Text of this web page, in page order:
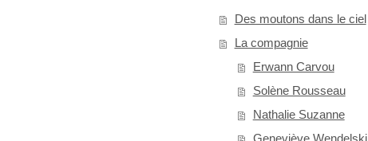
Des moutons dans le ciel
La compagnie
Erwann Carvou
Solène Rousseau
Nathalie Suzanne
Geneviève Wendelski